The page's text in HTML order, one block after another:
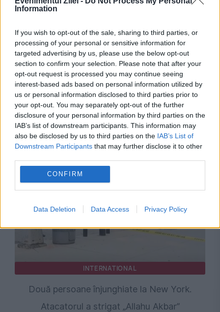
Information
If you wish to opt-out of the sale, sharing to third parties, or
processing of your personal or sensitive information for
targeted advertising by us, please use the below opt-out
section to confirm your selection. Please note that after your
opt-out request is processed you may continue seeing
interest-based ads based on personal information utilized by
us or personal information disclosed to third parties prior to
your opt-out. You may separately opt-out of the further
disclosure of your personal information by third parties on the
IAB’s list of downstream participants. This information may
also be disclosed by us to third parties on the IAB’s List of
Downstream Participants that may further disclose it to other
CONFIRM
Data Deletion Data Access Privacy Policy
Recomandările noastre
INTERNATIONAL
Două persoane înjunghiate la New York.
Atacatorul a strigat „Allahu Akbar”